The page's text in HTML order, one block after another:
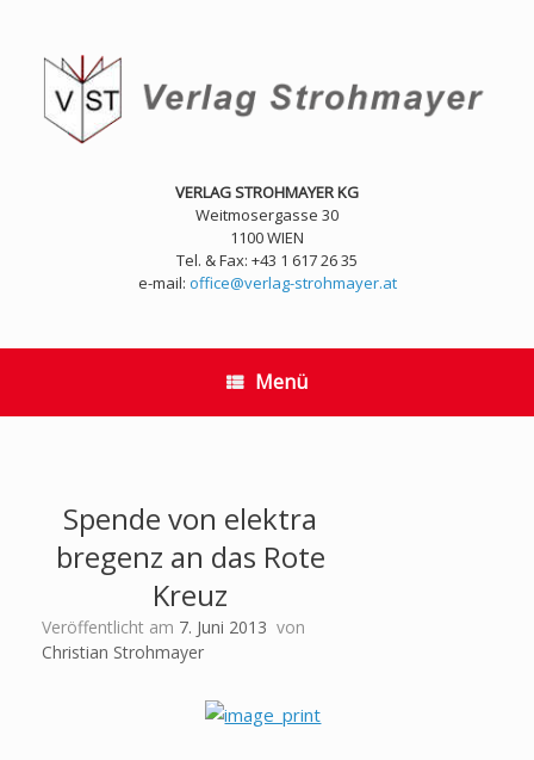
springen
VERLAG STROHMAYER KG
Weitmosergasse 30
1100 WIEN
Tel. & Fax: +43 1 617 26 35
e-mail: office@verlag-strohmayer.at
Menü
Spende von elektra
bregenz an das Rote
Kreuz
Veröffentlicht am 7. Juni 2013 von
Christian Strohmayer